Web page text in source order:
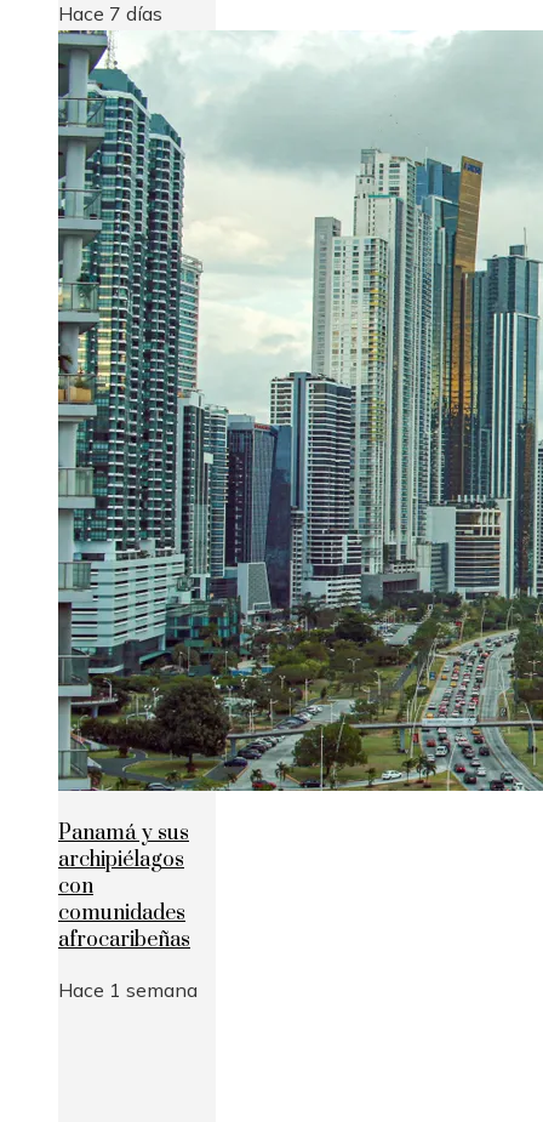
Hace 7 días
Panamá y sus
archipiélagos
con
comunidades
afrocaribeñas
Hace 1 semana